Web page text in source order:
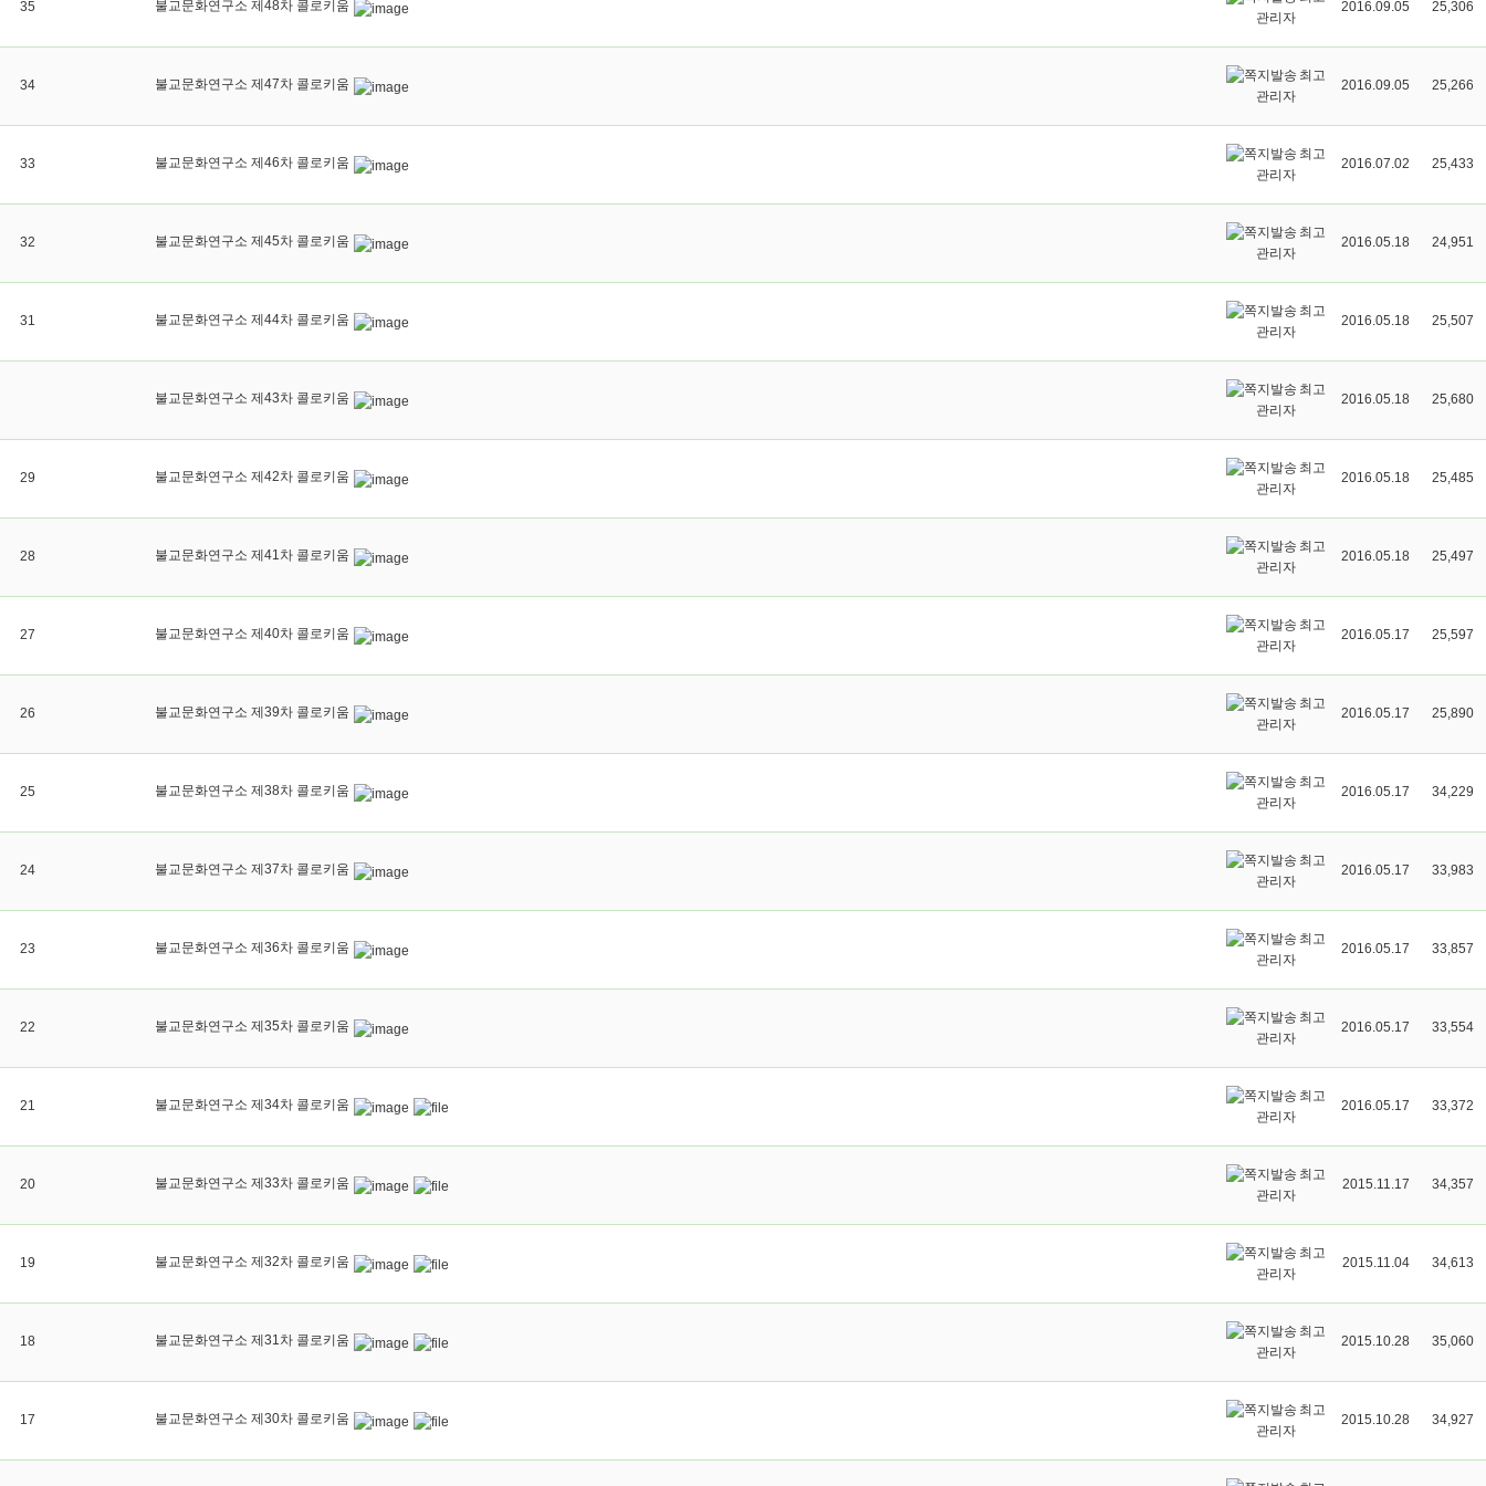
35 불교문화연구소 제48차 콜로키움
관리자
2016.09.05 25,306
34 불교문화연구소 제47차 콜로키움
최고
관리자
2016.09.05 25,266
33 불교문화연구소 제46차 콜로키움
최고
관리자
2016.07.02 25,433
32 불교문화연구소 제45차 콜로키움
최고
관리자
2016.05.18 24,951
31 불교문화연구소 제44차 콜로키움
최고
관리자
2016.05.18 25,507
불교문화연구소 제43차 콜로키움
최고
관리자
2016.05.18 25,680
29 불교문화연구소 제42차 콜로키움
최고
관리자
2016.05.18 25,485
28 불교문화연구소 제41차 콜로키움
최고
관리자
2016.05.18 25,497
27 불교문화연구소 제40차 콜로키움
최고
관리자
2016.05.17 25,597
26 불교문화연구소 제39차 콜로키움
최고
관리자
2016.05.17 25,890
25 불교문화연구소 제38차 콜로키움
최고
관리자
2016.05.17 34,229
24 불교문화연구소 제37차 콜로키움
최고
관리자
2016.05.17 33,983
23 불교문화연구소 제36차 콜로키움
최고
관리자
2016.05.17 33,857
22 불교문화연구소 제35차 콜로키움
최고
관리자
2016.05.17 33,554
21 불교문화연구소 제34차 콜로키움
최고
관리자
2016.05.17 33,372
20 불교문화연구소 제33차 콜로키움
최고
관리자
2015.11.17 34,357
19 불교문화연구소 제32차 콜로키움
최고
관리자
2015.11.04 34,613
18 불교문화연구소 제31차 콜로키움
최고
관리자
2015.10.28 35,060
17 불교문화연구소 제30차 콜로키움
최고
관리자
2015.10.28 34,927